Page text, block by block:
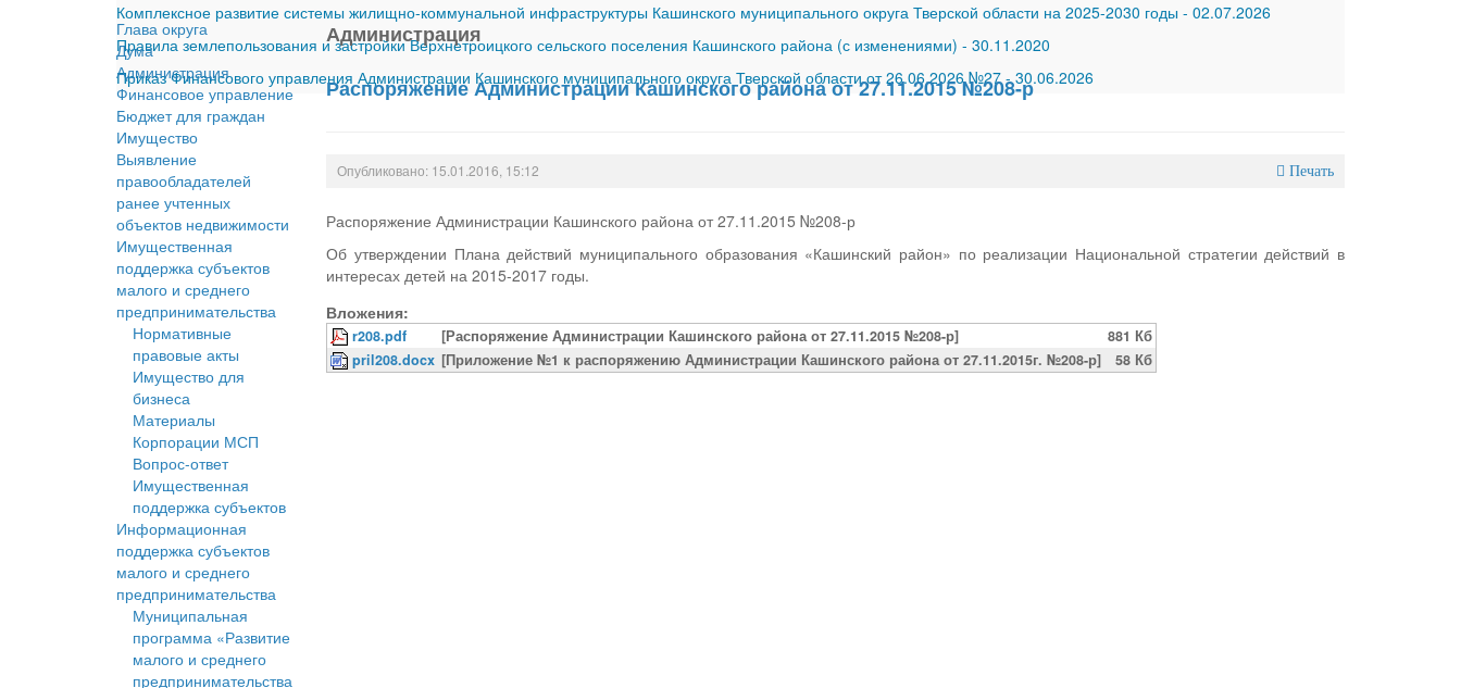
Комплексное развитие системы жилищно-коммунальной инфраструктуры Кашинского муниципального округа Тверской области на 2025-2030 годы - 02.07.2026
Правила землепользования и застройки Верхнетроицкого сельского поселения Кашинского района (с изменениями) - 30.11.2020
Приказ Финансового управления Администрации Кашинского муниципального округа Тверской области от 26.06.2026 №27-30.06.2026
Глава округа
Дума
Администрация
Финансовое управление
Бюджет для граждан
Имущество
Выявление
правообладателей
ранее учтенных
объектов недвижимости
Имущественная
поддержка субъектов
малого и среднего
предпринимательства
Нормативные
правовые акты
Имущество для
бизнеса
Материалы
Корпорации МСП
Вопрос-ответ
Имущественная
поддержка субъектов
Информационная
поддержка субъектов
малого и среднего
предпринимательства
Муниципальная
программа «Развитие
малого и среднего
предпринимательства
Администрация
Распоряжение Администрации Кашинского района от 27.11.2015 №208-р
Опубликовано: 15.01.2016, 15:12 Печать
Распоряжение Администрации Кашинского района от 27.11.2015 №208-р
Об утверждении Плана действий муниципального образования «Кашинский район» по реализации Национальной стратегии действий в
интересах детей на 2015-2017 годы.
Вложения:
r208.pdf [Распоряжение Администрации Кашинского района от 27.11.2015 №208-р]
881 Кб
pril208.docx [Приложение №1 к распоряжению Администрации Кашинского района от 27.11.2015г. №208-р] 58 Кб